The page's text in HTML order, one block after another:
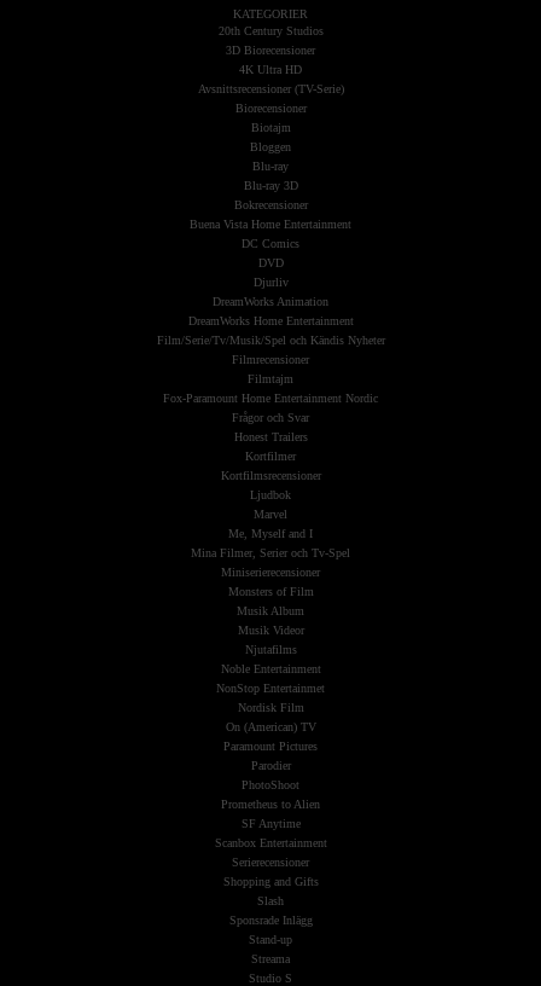
KATEGORIER
20th Century Studios
3D Biorecensioner
4K Ultra HD
Avsnittsrecensioner (TV-Serie)
Biorecensioner
Biotajm
Bloggen
Blu-ray
Blu-ray 3D
Bokrecensioner
Buena Vista Home Entertainment
DC Comics
DVD
Djurliv
DreamWorks Animation
DreamWorks Home Entertainment
Film/Serie/Tv/Musik/Spel och Kändis Nyheter
Filmrecensioner
Filmtajm
Fox-Paramount Home Entertainment Nordic
Frågor och Svar
Honest Trailers
Kortfilmer
Kortfilmsrecensioner
Ljudbok
Marvel
Me, Myself and I
Mina Filmer, Serier och Tv-Spel
Miniserierecensioner
Monsters of Film
Musik Album
Musik Videor
Njutafilms
Noble Entertainment
NonStop Entertainmet
Nordisk Film
On (American) TV
Paramount Pictures
Parodier
PhotoShoot
Prometheus to Alien
SF Anytime
Scanbox Entertainment
Serierecensioner
Shopping and Gifts
Slash
Sponsrade Inlägg
Stand-up
Streama
Studio S